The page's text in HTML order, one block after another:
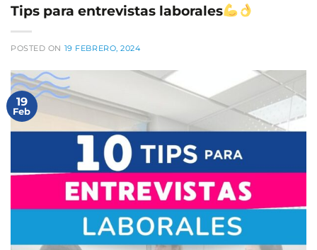
Tips para entrevistas laborales
POSTED ON 19 FEBRERO, 2024
19
Feb